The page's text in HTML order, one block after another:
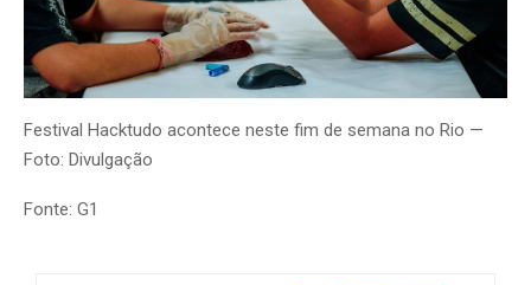
Festival Hacktudo acontece neste fim de semana no Rio —
Foto: Divulgação
Fonte: G1